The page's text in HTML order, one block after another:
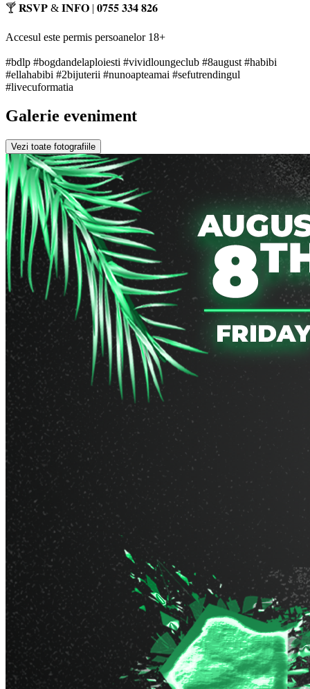
🍸 𝐑𝐒𝐕𝐏 & 𝐈𝐍𝐅𝐎 | 𝟎𝟕𝟓𝟓 𝟑𝟑𝟒 𝟖𝟐𝟔
Accesul este permis persoanelor 18+
#bdlp #bogdandelaploiesti #vividloungeclub #8august #habibi
#ellahabibi #2bijuterii #nunoapteamai #sefutrendingul
#livecuformatia
Galerie eveniment
Vezi toate fotografiile